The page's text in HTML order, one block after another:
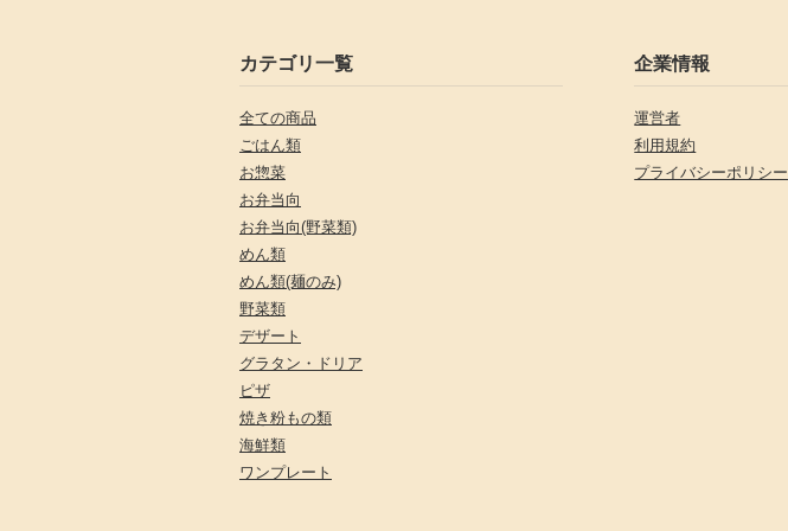
カテゴリ一覧
全ての商品
ごはん類
お惣菜
お弁当向
お弁当向(野菜類)
めん類
めん類(麺のみ)
野菜類
デザート
グラタン・ドリア
ピザ
焼き粉もの類
海鮮類
ワンプレート
企業情報
運営者
利用規約
プライバシーポリシー